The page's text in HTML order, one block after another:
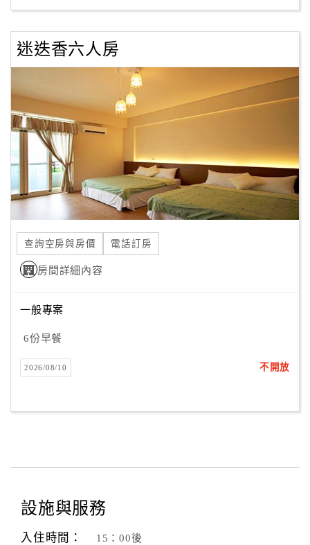
迷迭香六人房
查詢空房與房價 電話訂房
房間詳細內容
一般專案
6份早餐
2026/08/10 不開放
設施與服務
入住時間： 15：00後